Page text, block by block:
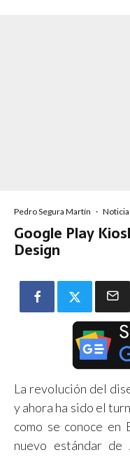
Pedro Segura Martín ·
Google Play
Design
La revolución del
y ahora ha sido el
como se conoce en
nuevo estándar